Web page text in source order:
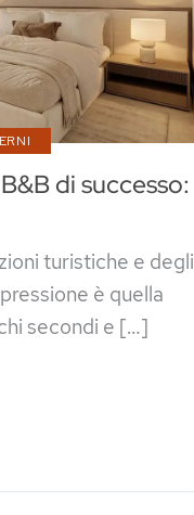
di successo:
turistiche e degli
è quella
secondi e […]